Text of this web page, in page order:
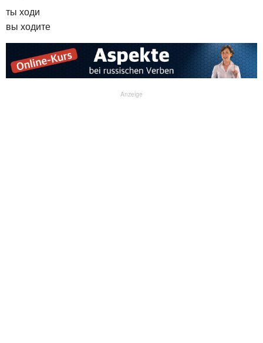
ты ходи
вы ходите
Anzeige